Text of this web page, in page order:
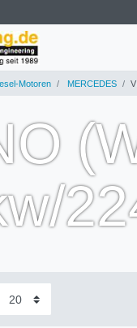
Motoren MERCEDES